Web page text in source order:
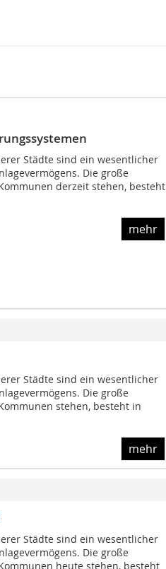
Städte sind ein wesentlicher
Die große
derzeit stehen, besteht
mehr
Städte sind ein wesentlicher
Die große
stehen, besteht in
mehr
Städte sind ein wesentlicher
Die große
heute stehen, besteht